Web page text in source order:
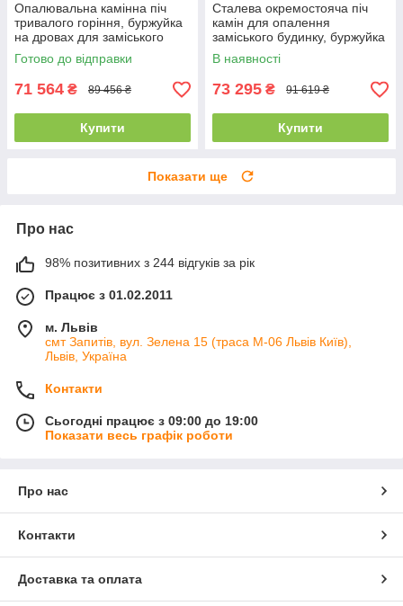
Опалювальна камінна піч
тривалого горіння, буржуйка
на дровах для заміського
будинку Hitze LUPO M
Готово до відправки
71 564 ₴ 89 456 ₴
Купити
Сталева окремостояча піч
камін для опалення
заміського будинку, буржуйка
на дровах Hitze LYNX O
В наявності
73 295 ₴ 91 619 ₴
Купити
Показати ще
Про нас
98% позитивних з 244 відгуків за рік
Працює з 01.02.2011
м. Львів
смт Запитів, вул. Зелена 15 (траса М-06 Львів Київ),
Львів, Україна
Контакти
Сьогодні працює з 09:00 до 19:00
Показати весь графік роботи
Про нас
Контакти
Доставка та оплата